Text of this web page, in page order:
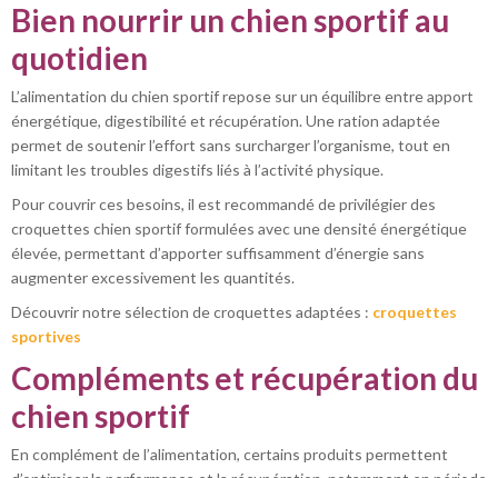
Bien nourrir un chien sportif au
quotidien
L’alimentation du chien sportif repose sur un équilibre entre apport
énergétique, digestibilité et récupération. Une ration adaptée
permet de soutenir l’effort sans surcharger l’organisme, tout en
limitant les troubles digestifs liés à l’activité physique.
Pour couvrir ces besoins, il est recommandé de privilégier des
croquettes chien sportif formulées avec une densité énergétique
élevée, permettant d’apporter suffisamment d’énergie sans
augmenter excessivement les quantités.
Découvrir notre sélection de croquettes adaptées : croquettes
sportives
Compléments et récupération du
chien sportif
En complément de l’alimentation, certains produits permettent